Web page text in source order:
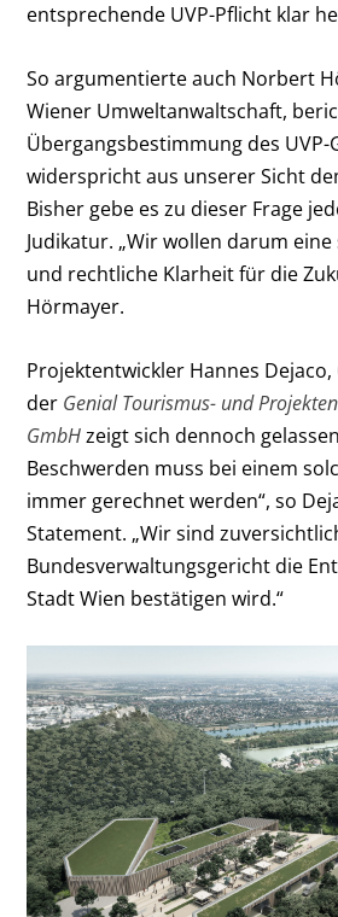
entsprechende UVP-Pflicht klar
So argumentierte auch Norbert
Wiener Umweltanwaltschaft,
Übergangsbestimmung des UVP-
widerspricht aus unserer Sicht
Bisher gebe es zu dieser Frage
Judikatur. „Wir wollen darum
und rechtliche Klarheit für die
Hörmayer.
Projektentwickler Hannes
der Genial Tourismus- und
GmbHzeigt sich dennoch
Beschwerden muss bei einem
immer gerechnet werden“, so
Statement. „Wir sind
Bundesverwaltungsgericht die
Stadt Wien bestätigen wird.“